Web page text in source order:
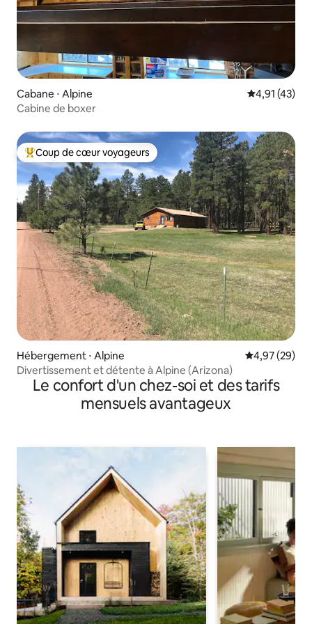
Cabane ⋅ Alpine Évaluation
4,91 (43)
Cabine de boxer
Coups de cœur voyageurs les plus appréciés
Coup de cœur voyageurs
Hébergement ⋅ Alpine Évaluation
4,97 (29)
Divertissement et détente à Alpine (Arizona)
Le confort d'un chez-soi et des tarifs
mensuels avantageux